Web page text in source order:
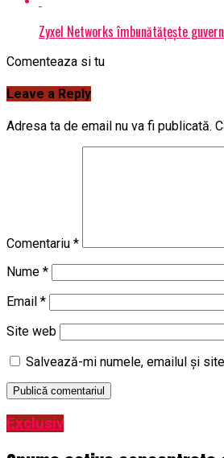
Zyxel Networks îmbunătățește
Comenteaza si tu
Leave a Reply
Adresa ta de email nu va fi publicată.
Comentariu *
Nume *
Email *
Site web
Salvează-mi numele, emailul și
Exclusiv